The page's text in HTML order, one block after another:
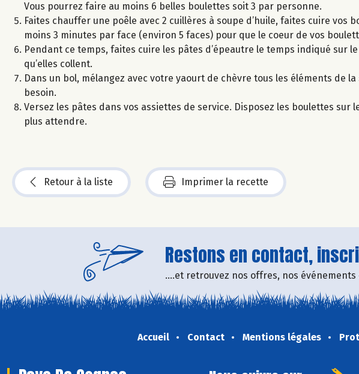
Vous pourrez faire au moins 6 belles boulettes soit 3 par personne.
Faites chauffer une poêle avec 2 cuillères à soupe d’huile, faites cuire
moins 3 minutes par face (environ 5 faces) pour que le coeur de vos
Pendant ce temps, faites cuire les pâtes d’épeautre le temps indiqué sur
qu’elles collent.
Dans un bol, mélangez avec votre yaourt de chèvre tous les éléments de
besoin.
Versez les pâtes dans vos assiettes de service. Disposez les boulettes sur
plus attendre.
Retour à la liste Imprimer la recette
Restons en contact,
....et retrouvez nos offres, nos
Accueil Contact Mentions légales